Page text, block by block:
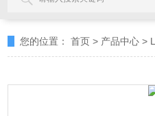
您的位置： 首页 > 产品中心 >